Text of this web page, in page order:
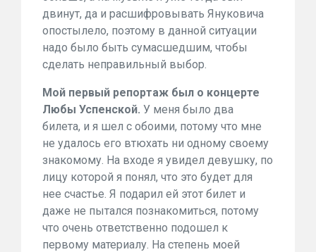
двинут, да и расшифровывать Януковича
опостылело, поэтому в данной ситуации
надо было быть сумасшедшим, чтобы
сделать неправильный выбор.
Мой первый репортаж был о концерте
Любы Успенской. У меня было два
билета, и я шел с обоими, потому что мне
не удалось его втюхать ни одному своему
знакомому. На входе я увидел девушку, по
лицу которой я понял, что это будет для
нее счастье. Я подарил ей этот билет и
даже не пытался познакомиться, потому
что очень ответственно подошел к
первому материалу. На степень моей